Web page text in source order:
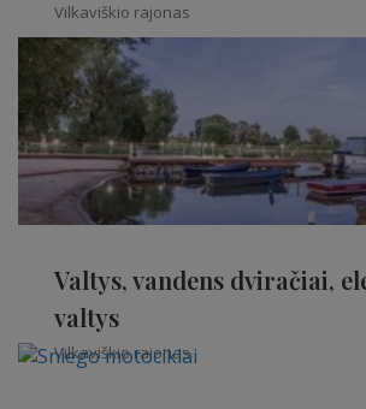
Vilkaviškio rajonas
Valtys, vandens dviračiai,
valtys
Vilkaviškio rajonas